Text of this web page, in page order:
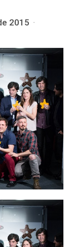
2015